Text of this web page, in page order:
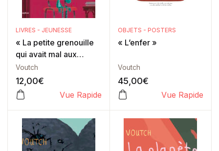
LIVRES - JEUNESSE
« La petite grenouille
qui avait mal aux
oreilles »
Voutch
12,00€
Vue Rapide
OBJETS - POSTERS
« L’enfer »
Voutch
45,00€
Vue Rapide